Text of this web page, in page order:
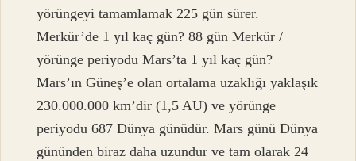
yörüngeyi tamamlamak 225 gün sürer.
Merkür’de 1 yıl kaç gün? 88 gün Merkür /
yörünge periyodu Mars’ta 1 yıl kaç gün?
Mars’ın Güneş’e olan ortalama uzaklığı yaklaşık
230.000.000 km’dir (1,5 AU) ve yörünge
periyodu 687 Dünya günüdür. Mars günü Dünya
gününden biraz daha uzundur ve tam olarak 24